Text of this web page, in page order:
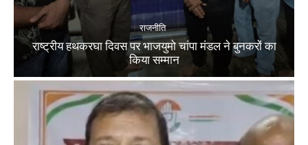
राजनीति
राष्ट्रीय हथकरघा दिवस पर भाजयुमो चांपा मंडल ने बुनकरों का
किया सम्मान